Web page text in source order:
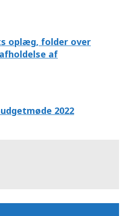
oplæg, folder over
af
2022